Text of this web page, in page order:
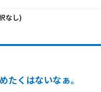
なし)
たくはないなぁ。